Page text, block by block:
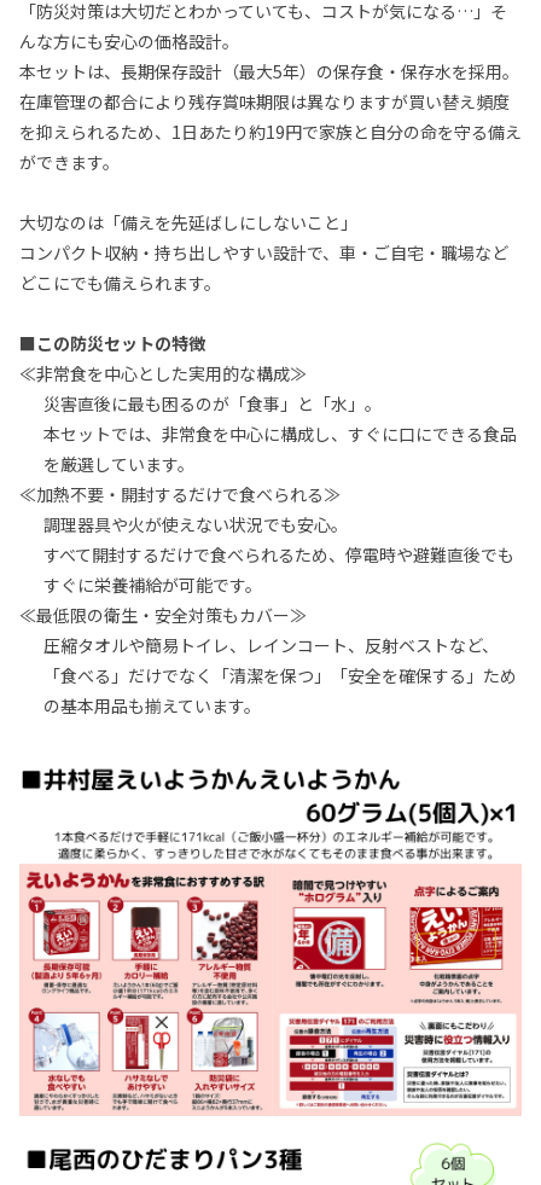
「防災対策は大切だとわかっていても、コストが気になる…」そ
んな方にも安心の価格設計。
本セットは、長期保存設計（最大5年）の保存食・保存水を採用。
在庫管理の都合により残存賞味期限は異なりますが買い替え頻度
を抑えられるため、1日あたり約19円で家族と自分の命を守る備え
ができます。
大切なのは「備えを先延ばしにしないこと」
コンパクト収納・持ち出しやすい設計で、車・ご自宅・職場など
どこにでも備えられます。
■この防災セットの特徴
≪非常食を中心とした実用的な構成≫
災害直後に最も困るのが「食事」と「水」。
本セットでは、非常食を中心に構成し、すぐに口にできる食品
を厳選しています。
≪加熱不要・開封するだけで食べられる≫
調理器具や火が使えない状況でも安心。
すべて開封するだけで食べられるため、停電時や避難直後でも
すぐに栄養補給が可能です。
≪最低限の衛生・安全対策もカバー≫
圧縮タオルや簡易トイレ、レインコート、反射ベストなど、
「食べる」だけでなく「清潔を保つ」「安全を確保する」ため
の基本用品も揃えています。